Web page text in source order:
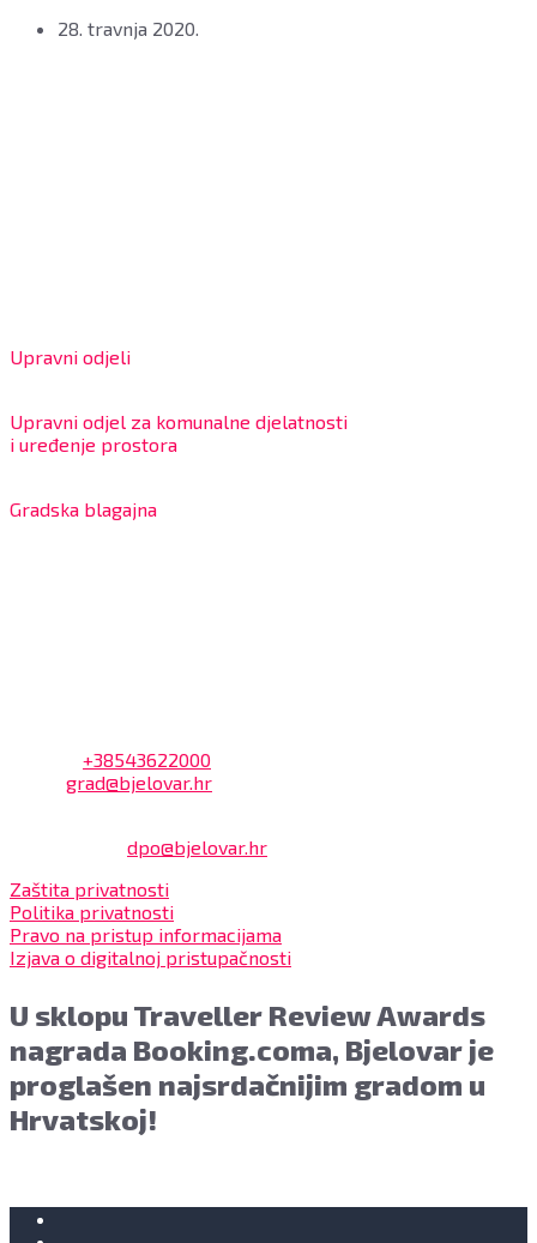
28. travnja 2020.
Upravni odjeli
Upravni odjel za komunalne djelatnosti
i uređenje prostora
Gradska blagajna
+38543622000
grad@bjelovar.hr
dpo@bjelovar.hr
Zaštita privatnosti
Politika privatnosti
Pravo na pristup informacijama
Izjava o digitalnoj pristupačnosti
U sklopu Traveller Review Awards
nagrada Booking.coma, Bjelovar je
proglašen najsrdačnijim gradom u
Hrvatskoj!